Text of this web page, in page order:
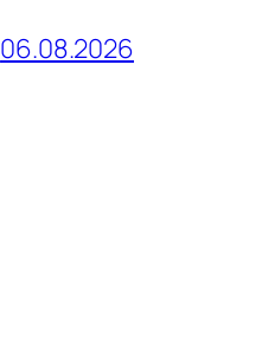
06.08.2026